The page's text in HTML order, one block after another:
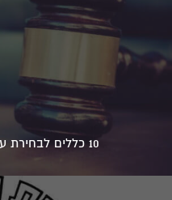
10 כללים לבחירת עורך דין לענייני משפחה